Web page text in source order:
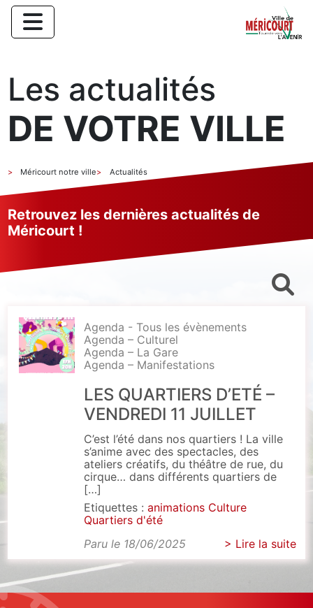
Les actualités
DE VOTRE VILLE
Méricourt notre ville Actualités
Retrouvez les dernières actualités de
Méricourt !
Agenda - Tous les évènements
Agenda – Culturel
Agenda – La Gare
Agenda – Manifestations
LES QUARTIERS D’ETÉ –
VENDREDI 11 JUILLET
C’est l’été dans nos quartiers ! La ville
s’anime avec des spectacles, des
ateliers créatifs, du théâtre de rue, du
cirque… dans différents quartiers de
[…]
Etiquettes : animations Culture
Quartiers d'été
Paru le 18/06/2025
> Lire la suite